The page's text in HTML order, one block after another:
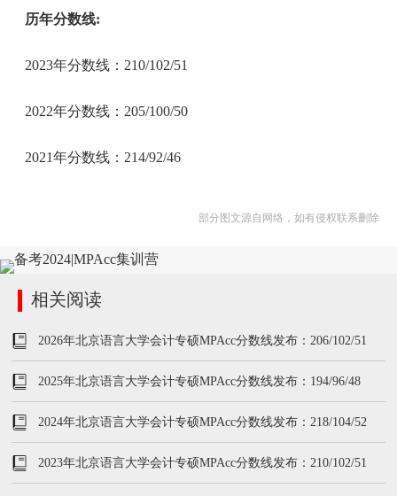
历年分数线:
2023年分数线：210/102/51
2022年分数线：205/100/50
2021年分数线：214/92/46
部分图文源自网络，如有侵权联系删除
相关阅读
2026年北京语言大学会计专硕MPAcc分数线发布：206/102/51
2025年北京语言大学会计专硕MPAcc分数线发布：194/96/48
2024年北京语言大学会计专硕MPAcc分数线发布：218/104/52
2023年北京语言大学会计专硕MPAcc分数线发布：210/102/51